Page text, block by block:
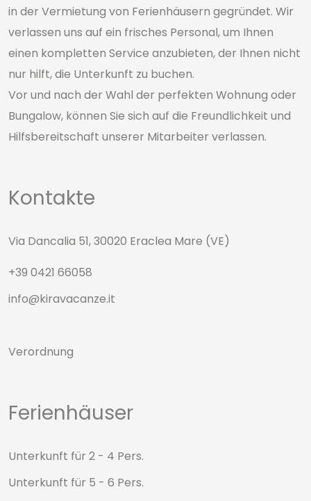
in der Vermietung von Ferienhäusern gegründet. Wir
verlassen uns auf ein frisches Personal, um Ihnen
einen kompletten Service anzubieten, der Ihnen nicht
nur hilft, die Unterkunft zu buchen.
Vor und nach der Wahl der perfekten Wohnung oder
Bungalow, können Sie sich auf die Freundlichkeit und
Hilfsbereitschaft unserer Mitarbeiter verlassen.
Kontakte
Via Dancalia 51, 30020 Eraclea Mare (VE)
+39 0421 66058
info@kiravacanze.it
Verordnung
Ferienhäuser
Unterkunft für 2 - 4 Pers.
Unterkunft für 5 - 6 Pers.